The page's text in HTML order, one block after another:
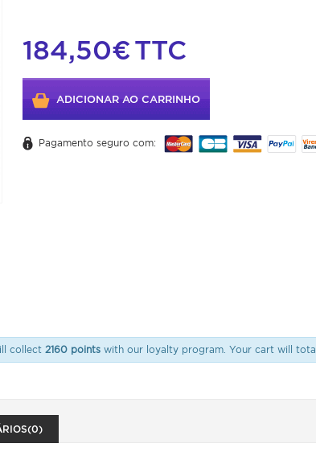
184,50€TTC
ADICIONAR AO CARRINHO
Pagamento seguro com:
collect 2160 pointswith our loyalty program. Your cart will total